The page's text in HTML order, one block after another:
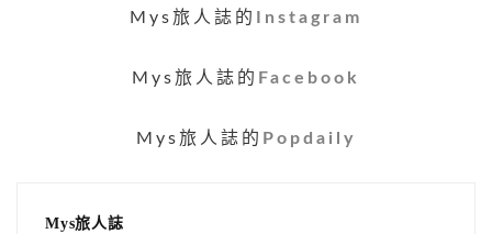
Mys旅人誌的 Instagram
Mys旅人誌的 Facebook
Mys旅人誌的 Popdaily
Mys旅人誌